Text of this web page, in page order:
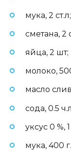
мука, 2 ст.л;
сметана, 2
яйца, 2 шт;
молоко,
масло
сода, 0.5
уксус 0 %, 1
мука, 400 г.